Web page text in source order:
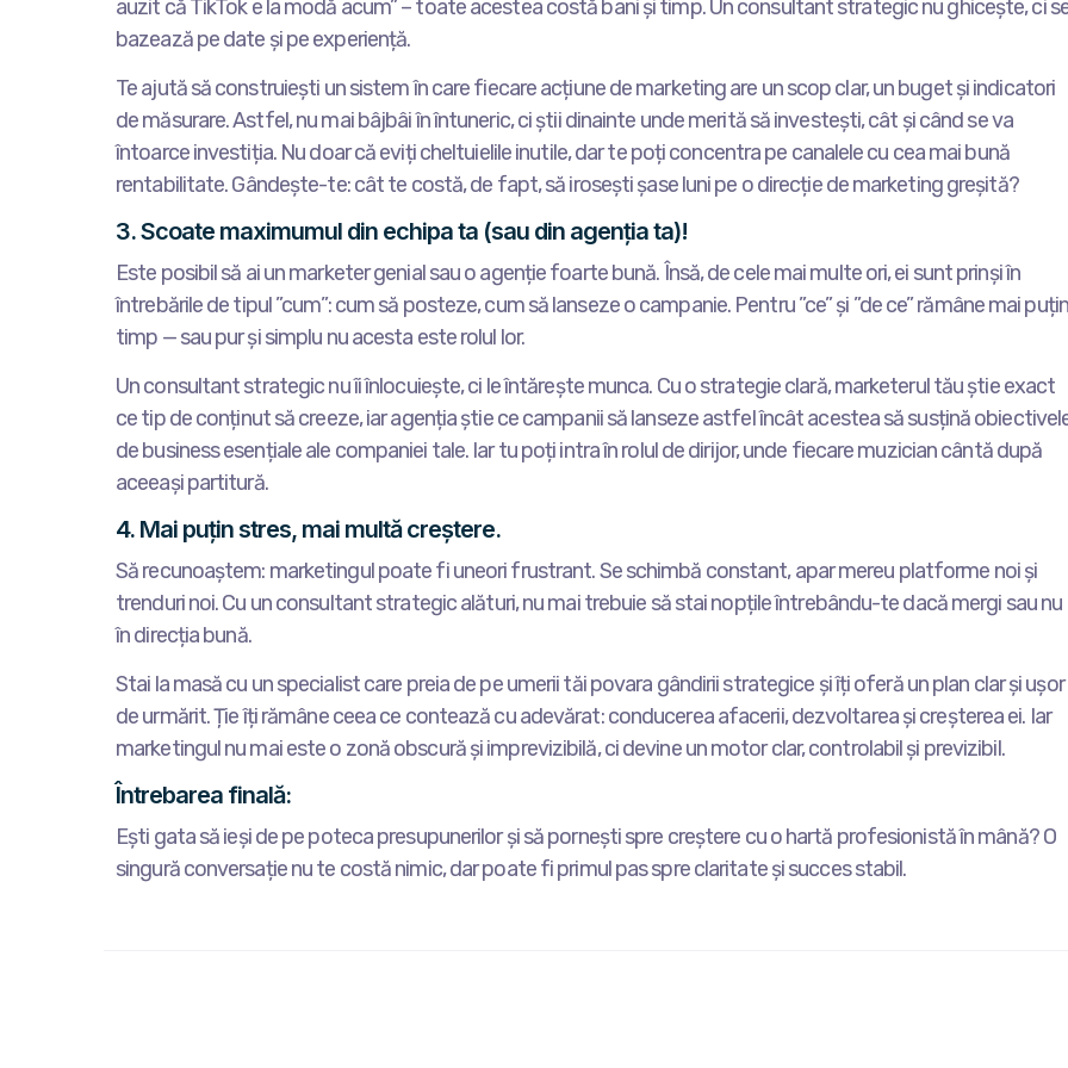
auzit că TikTok e la modă acum” – toate acestea costă bani și timp. Un consultant strategic nu ghicește, ci
bazează pe date și pe experiență.
Te ajută să construiești un sistem în care fiecare acțiune de marketing are un scop clar, un buget și indicatori
de măsurare. Astfel, nu mai bâjbâi în întuneric, ci știi dinainte unde merită să investești, cât și când se va
întoarce investiția. Nu doar că eviți cheltuielile inutile, dar te poți concentra pe canalele cu cea mai bună
rentabilitate. Gândește-te: cât te costă, de fapt, să irosești șase luni pe o direcție de marketing greșită?
3. Scoate maximumul din echipa ta (sau din agenția ta)!
Este posibil să ai un marketer genial sau o agenție foarte bună. Însă, de cele mai multe ori, ei sunt prinși în
întrebările de tipul ”cum”: cum să posteze, cum să lanseze o campanie. Pentru ”ce” și ”de ce” rămâne mai puțin
timp — sau pur și simplu nu acesta este rolul lor.
Un consultant strategic nu îi înlocuiește, ci le întărește munca. Cu o strategie clară, marketerul tău știe exact
ce tip de conținut să creeze, iar agenția știe ce campanii să lanseze astfel încât acestea să susțină
de business esențiale ale companiei tale. Iar tu poți intra în rolul de dirijor, unde fiecare muzician cântă după
aceeași partitură.
4. Mai puțin stres, mai multă creștere.
Să recunoaștem: marketingul poate fi uneori frustrant. Se schimbă constant, apar mereu platforme noi și
trenduri noi. Cu un consultant strategic alături, nu mai trebuie să stai nopțile întrebându-te dacă mergi sau nu
în direcția bună.
Stai la masă cu un specialist care preia de pe umerii tăi povara gândirii strategice și îți oferă un plan clar și ușor
de urmărit. Ție îți rămâne ceea ce contează cu adevărat: conducerea afacerii, dezvoltarea și creșterea ei. Iar
marketingul nu mai este o zonă obscură și imprevizibilă, ci devine un motor clar, controlabil și previzibil.
Întrebarea finală:
Ești gata să ieși de pe poteca presupunerilor și să pornești spre creștere cu o hartă profesionistă în mână? O
singură conversație nu te costă nimic, dar poate fi primul pas spre claritate și succes stabil.